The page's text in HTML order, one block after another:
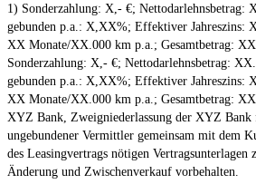
1) Sonderzahlung: X,- €;
gebunden p.a.: X,XX%; Effektiver Jahreszins:
XX Monate/XX.000 km p.a.; Gesamtbetrag:
Sonderzahlung: X,- €; Nettodarlehnsbetrag:
gebunden p.a.: X,XX%; Effektiver Jahreszins:
XX Monate/XX.000 km p.a.; Gesamtbetrag:
XYZ Bank, Zweigniederlassung der XYZ
ungebundener Vermittler gemeinsam mit dem
des Leasingvertrags nötigen Vertragsunterlagen
Änderung und Zwischenverkauf vorbehalten.